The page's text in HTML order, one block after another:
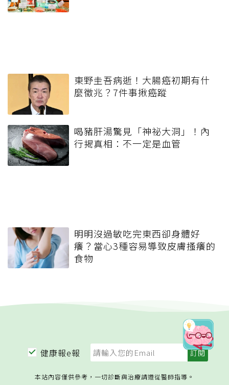
東野圭吾病逝！大腸癌初期有什
麼徵兆？7件事揪癌蹤
喝豬肝湯驚見「神祕大洞」！內
行揭真相：不一定是血管
明明沒過敏吃完東西卻身體好
癢？當心3種容易導致皮膚搔癢的
食物
健康報e報
本站內容僅供參考，一切診斷與治療請遵從醫師指導。